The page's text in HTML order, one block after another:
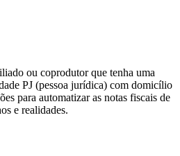
ou coprodutor que tenha uma
PJ (pessoa jurídica) com domicílio
para automatizar as notas fiscais de
e realidades.